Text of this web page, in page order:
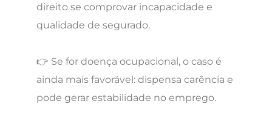
direito se comprovar incapacidade e
qualidade de segurado.
👉 Se for doença ocupacional, o caso é
ainda mais favorável: dispensa carência e
pode gerar estabilidade no emprego.